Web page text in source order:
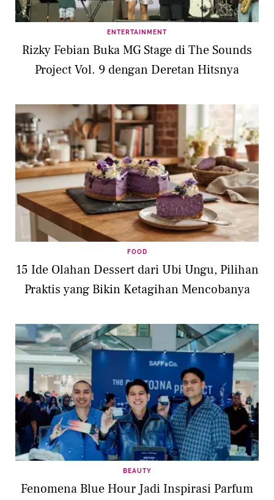
ENTERTAINMENT
Rizky Febian Buka MG Stage di The Sounds
Project Vol. 9 dengan Deretan Hitsnya
FOOD
15 Ide Olahan Dessert dari Ubi Ungu, Pilihan
Praktis yang Bikin Ketagihan Mencobanya
BEAUTY
Fenomena Blue Hour Jadi Inspirasi Parfum